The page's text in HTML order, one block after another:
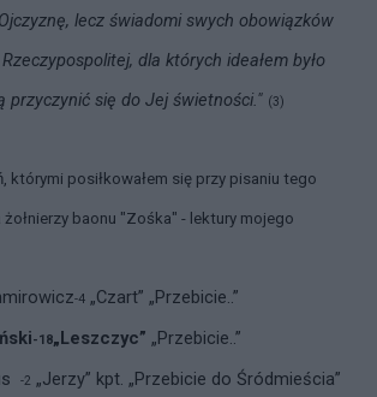
lecz świadomi swych obowiązków
dla których ideałem było
przyczynić się do Jej świetności." (3)
którymi posiłkowałem się przy pisaniu tego
baonu "Zośka" - lektury mojego
-4 „Czart” „Przebicie..”
-18„Leszczyc” „Przebicie..”
-2 „Jerzy” kpt. „Przebicie do Śródmieścia”